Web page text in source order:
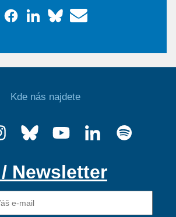
Kde nás najdete
Newsletter